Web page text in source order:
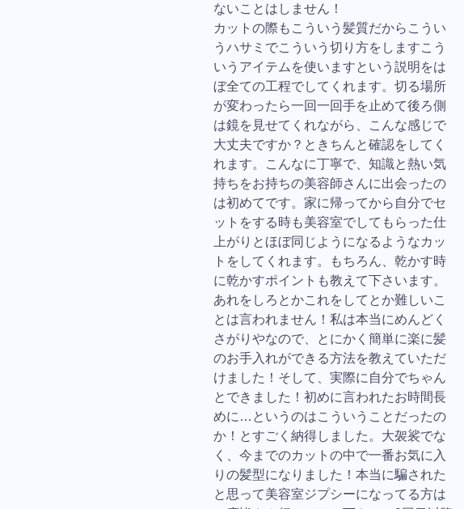
ないことはしません！
カットの際もこういう髪質だからこうい
うハサミでこういう切り方をしますこう
いうアイテムを使いますという説明をは
ぼ全ての工程でしてくれます。切る場所
が変わったら一回一回手を止めて後ろ側
は鏡を見せてくれながら、こんな感じで
大丈夫ですか？ときちんと確認をしてく
れます。こんなに丁寧で、知識と熱い気
持ちをお持ちの美容師さんに出会ったの
は初めてです。家に帰ってから自分でセ
ットをする時も美容室でしてもらった仕
上がりとほぼ同じようになるようなカッ
トをしてくれます。もちろん、乾かす時
に乾かすポイントも教えて下さいます。
あれをしろとかこれをしてとか難しいこ
とは言われません！私は本当にめんどく
さがりやなので、とにかく簡単に楽に髪
のお手入れができる方法を教えていただ
けました！そして、実際に自分でちゃん
とできました！初めに言われたお時間長
めに…というのはこういうことだったの
か！とすごく納得しました。大袈裟でな
く、今までのカットの中で一番お気に入
りの髪型になりました！本当に騙された
と思って美容室ジプシーになってる方は